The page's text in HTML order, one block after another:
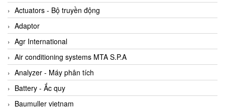
ABB Vietnam
AC Infinity Vietnam
AC&E Telecommunications
AC&T Vietnam
Accepta Vietnam
ACCUMAC Vietnam
AccuWeb Vietnam
Actuators - Bộ truyền động
Adaptor
Agr International
Air conditioning systems MTA S.P.A
Analyzer - Máy phân tích
Battery - Ắc quy
Baumuller vietnam